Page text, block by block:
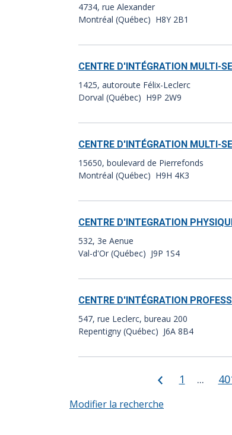
4734, rue Alexander
Montréal (Québec) H8Y 2B1
CENTRE D'INTÉGRATION MULTI-
1425, autoroute Félix-Leclerc
Dorval (Québec) H9P 2W9
CENTRE D'INTÉGRATION MULTI-
15650, boulevard de Pierrefonds
Montréal (Québec) H9H 4K3
CENTRE D'INTEGRATION
532, 3e Aenue
Val-d'Or (Québec) J9P 1S4
CENTRE D'INTÉGRATION
547, rue Leclerc, bureau 200
Repentigny (Québec) J6A 8B4
Précédent
Page 1
1
Modifier la recherche